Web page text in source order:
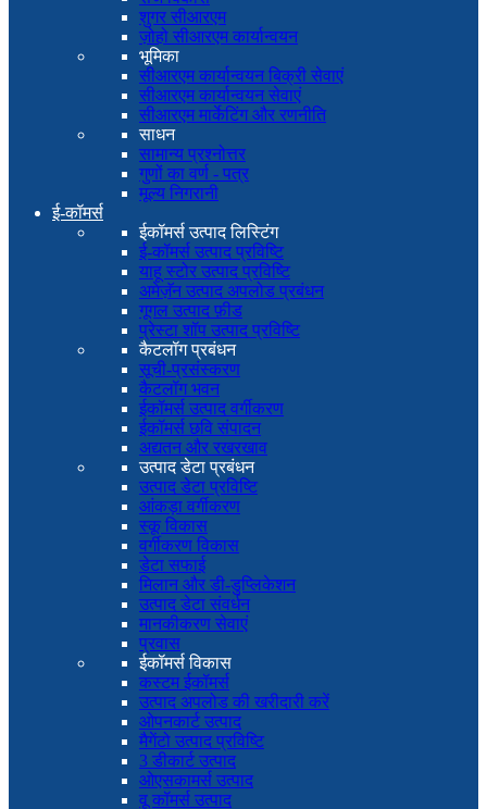
शुगर सीआरएम
ज़ोहो सीआरएम कार्यान्वयन
भूमिका
सीआरएम कार्यान्वयन बिक्री सेवाएं
सीआरएम कार्यान्वयन सेवाएं
सीआरएम मार्केटिंग और रणनीति
साधन
सामान्य प्रश्नोत्तर
गुणों का वर्ण - पत्र
मूल्य निगरानी
ई-कॉमर्स
ईकॉमर्स उत्पाद लिस्टिंग
ई-कॉमर्स उत्पाद प्रविष्टि
याहू स्टोर उत्पाद प्रविष्टि
अमेज़ॅन उत्पाद अपलोड प्रबंधन
गूगल उत्पाद फ़ीड
प्रेस्टा शॉप उत्पाद प्रविष्टि
कैटलॉग प्रबंधन
सूची-प्रसंस्करण
कैटलॉग भवन
ईकॉमर्स उत्पाद वर्गीकरण
ईकॉमर्स छवि संपादन
अद्यतन और रखरखाव
उत्पाद डेटा प्रबंधन
उत्पाद डेटा प्रविष्टि
आंकड़ा वर्गीकरण
स्कू विकास
वर्गीकरण विकास
डेटा सफाई
मिलान और डी-डुप्लिकेशन
उत्पाद डेटा संवर्धन
मानकीकरण सेवाएं
प्रवास
ईकॉमर्स विकास
कस्टम ईकॉमर्स
उत्पाद अपलोड की खरीदारी करें
ओपनकार्ट उत्पाद
मैगेंटो उत्पाद प्रविष्टि
3 डीकार्ट उत्पाद
ओएसकामर्स उत्पाद
वू कॉमर्स उत्पाद